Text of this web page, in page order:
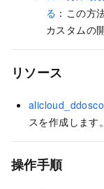
る ：この方
カスタムの
リソース
スを作成します。
操作手順